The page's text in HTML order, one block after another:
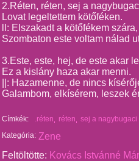
2.Réten, réten, sej a
Lovat legeltettem kötőféken.
ll: Elszakadt a kötőfékem szára,
Szombaton este voltam nálad
3.Este, este, hej, de este akar
Ez a kislány haza akar menni.
||: Hazamenne, de nincs
Galambom, elkísérem, leszek
Címkék: .réten réten
sej a nagybugaci
Kategória: Zene
Feltöltötte: Kovács Istvánné